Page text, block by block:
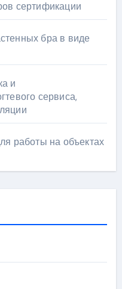
сертификации
бра в виде
и
сервиса,
работы на объектах